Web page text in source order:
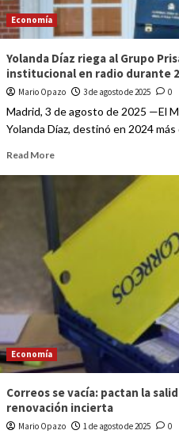
Economía
Yolanda Díaz riega al Grupo
institucional en radio durante
Mario Opazo 3 de agosto de 2025 0
Madrid, 3 de agosto de 2025 —El
Yolanda Díaz, destinó en 2024 más
Read More
Economía
Correos se vacía: pactan la
renovación incierta
Mario Opazo 1 de agosto de 2025 0